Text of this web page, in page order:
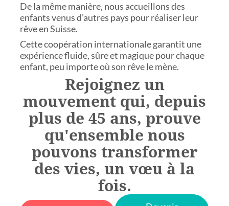
De la même manière, nous accueillons des
enfants venus d’autres pays pour réaliser leur
rêve en Suisse.
Cette coopération internationale garantit une
expérience fluide, sûre et magique pour chaque
enfant, peu importe où son rêve le mène.
Rejoignez un
mouvement qui, depuis
plus de 45 ans, prouve
qu'ensemble nous
pouvons transformer
des vies, un vœu à la
fois.